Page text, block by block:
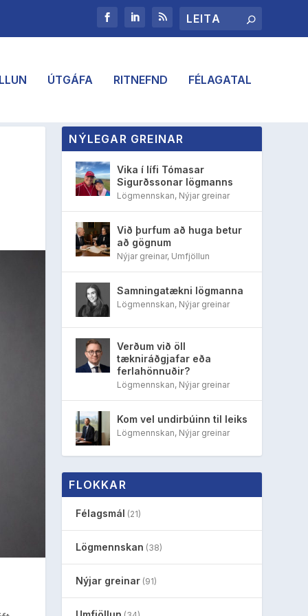
ÚTGÁFA RITNEFND FÉLAGATAL
NÝLEGAR GREINAR
Vika í lífi Tómasar
Sigurðssonar lögmanns
Lögmennskan, Nýjar greinar
Við þurfum að huga betur
að gögnum
Nýjar greinar, Umfjöllun
Samningatækni lögmanna
Lögmennskan, Nýjar greinar
Verðum við öll
tækniráðgjafar eða
ferlahönnuðir?
Lögmennskan, Nýjar greinar
Kom vel undirbúinn til leiks
Lögmennskan, Nýjar greinar
FLOKKAR
Félagsmál (21)
Lögmennskan (38)
Nýjar greinar (91)